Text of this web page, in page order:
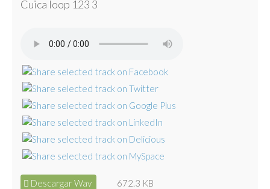
Cuica loop 123 3
Descargar Wav 672.3 KB